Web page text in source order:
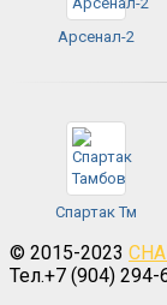
Арсенал-2
Спартак Тм
© 2015-2023
Тел.+7 (904) 294-